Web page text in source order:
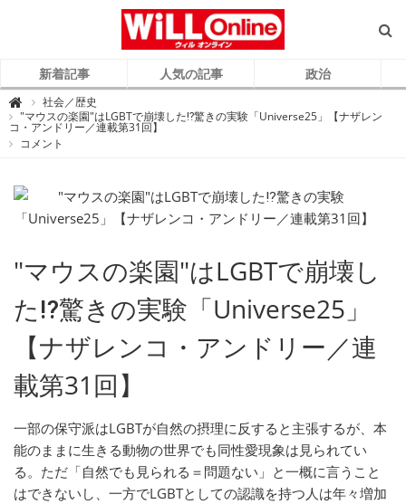
新着記事 人気の記事 政治

i
L
O
n
e
（
ウ
ン
ラ
ン
）
社会／歴史
"マウスの楽園"はLGBTで崩壊した⁉驚きの実験「Universe25」【ナザレン
コ・アンドリー／連載第31回】
コメント
"マウスの楽園"はLGBTで崩壊し
た⁉驚きの実験「Universe25」
【ナザレンコ・アンドリー／連
載第31回】
一部の保守派はLGBTが自然の摂理に反すると主張するが、本
能のままに生きる動物の世界でも同性愛現象は見られてい
る。ただ「自然でも見られる＝問題ない」と一概に言うこと
はできないし、一方でLGBTとしての認識を持つ人は年々増加